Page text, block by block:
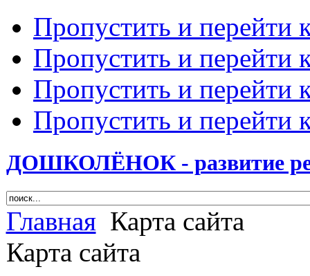
Пропустить и перейти
Пропустить и перейти
Пропустить и перейти
Пропустить и перейти
ДОШКОЛЁНОК - развитие
Главная Карта сайта
Карта сайта